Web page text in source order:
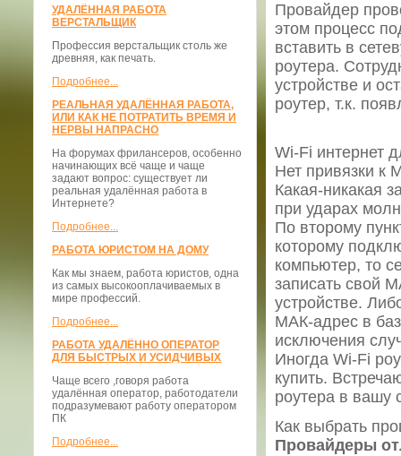
УДАЛЁННАЯ РАБОТА
ВЕРСТАЛЬЩИК
Профессия верстальщик столь же
древняя, как печать.
Подробнее...
РЕАЛЬНАЯ УДАЛЁННАЯ РАБОТА,
ИЛИ КАК НЕ ПОТРАТИТЬ ВРЕМЯ И
НЕРВЫ НАПРАСНО
На форумах фрилансеров, особенно
начинающих всё чаще и чаще
задают вопрос: существует ли
реальная удалённая работа в
Интернете?
Подробнее...
РАБОТА ЮРИСТОМ НА ДОМУ
Как мы знаем, работа юристов, одна
из самых высокооплачиваемых в
мире профессий.
Подробнее...
РАБОТА УДАЛЁННО ОПЕРАТОР
ДЛЯ БЫСТРЫХ И УСИДЧИВЫХ
Чаще всего ,говоря работа
удалённая оператор, работодатели
подразумевают работу оператором
ПК
Подробнее...
Провайдер
этом процесс
вставить в
роутера.
устройстве и
роутер, т.к.
Wi-Fi интернет
Нет привязки к
Какая-никакая
при ударах
По второму
которому
компьютер, то
записать свой
устройстве.
МАК-адрес в
исключения
Иногда Wi-Fi
купить.
роутера в вашу
Как выбрать
Провайдеры